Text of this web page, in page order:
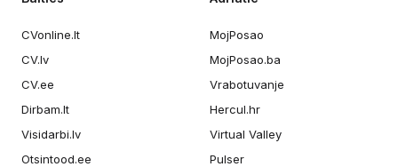
CVonline.lt
CV.lv
CV.ee
Dirbam.lt
Visidarbi.lv
Otsintood.ee
MojPosao
MojPosao.ba
Vrabotuvanje
Hercul.hr
Virtual Valley
Pulser